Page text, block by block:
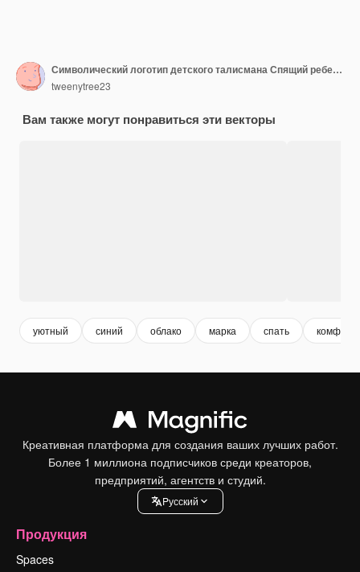
Символический логотип детского талисмана Спящий ребенок на облаке Сладкие мечты Иллюстрация Детский усовершенствователь Детский дизайн бренда
tweenytree23
Вам также могут понравиться эти векторы
уютный синий облако марка спать комфорт
Креативная платформа для создания ваших лучших работ.
Более 1 миллиона подписчиков среди креаторов,
предприятий, агентств и студий.
Pусский
Продукция
Spaces